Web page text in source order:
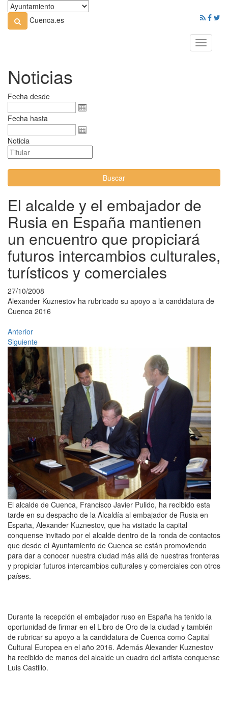
Cuenca.es
Toggle
Noticias
Fecha desde
Fecha hasta
Noticia
Buscar
El alcalde y el embajador de
Rusia en España mantienen
un encuentro que propiciará
futuros intercambios culturales,
turísticos y comerciales
27/10/2008
Alexander Kuznestov ha rubricado su apoyo a la candidatura de
Cuenca 2016
Anterior
Siguiente
El alcalde de Cuenca, Francisco Javier Pulido, ha recibido esta
tarde en su despacho de la Alcaldía al embajador de Rusia en
España, Alexander Kuznestov, que ha visitado la capital
conquense invitado por el alcalde dentro de la ronda de contactos
que desde el Ayuntamiento de Cuenca se están promoviendo
para dar a conocer nuestra ciudad más allá de nuestras fronteras
y propiciar futuros intercambios culturales y comerciales con otros
países.
Durante la recepción el embajador ruso en España ha tenido la
oportunidad de firmar en el Libro de Oro de la ciudad y también
de rubricar su apoyo a la candidatura de Cuenca como Capital
Cultural Europea en el año 2016. Además Alexander Kuznestov
ha recibido de manos del alcalde un cuadro del artista conquense
Luis Castillo.